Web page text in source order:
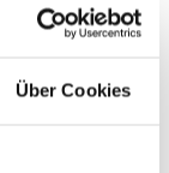
Über Cookies